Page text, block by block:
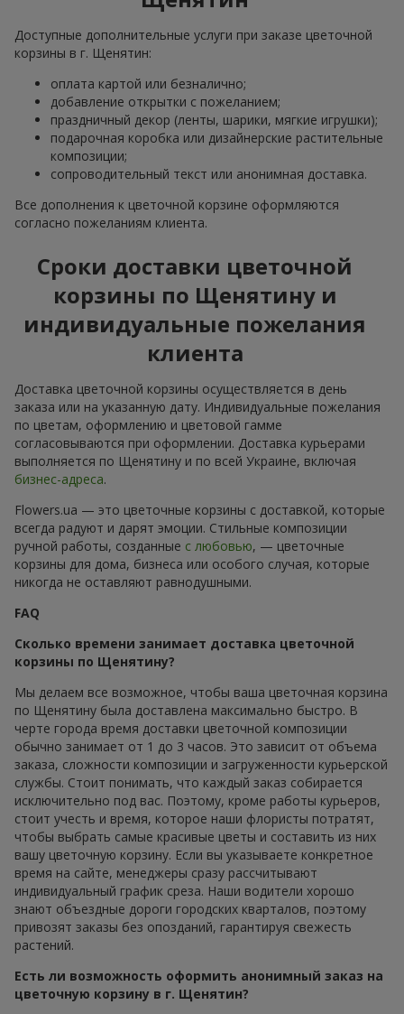
Доступные дополнительные услуги при заказе цветочной
корзины в г. Щенятин:
оплата картой или безналично;
добавление открытки с пожеланием;
праздничный декор (ленты, шарики, мягкие игрушки);
подарочная коробка или дизайнерские растительные
композиции;
сопроводительный текст или анонимная доставка.
Все дополнения к цветочной корзине оформляются
согласно пожеланиям клиента.
Сроки доставки цветочной
корзины по Щенятину и
индивидуальные пожелания
клиента
Доставка цветочной корзины осуществляется в день
заказа или на указанную дату. Индивидуальные пожелания
по цветам, оформлению и цветовой гамме
согласовываются при оформлении. Доставка курьерами
выполняется по Щенятину и по всей Украине, включая
бизнес-адреса.
Flowers.ua — это цветочные корзины с доставкой, которые
всегда радуют и дарят эмоции. Стильные композиции
ручной работы, созданные с любовью, — цветочные
корзины для дома, бизнеса или особого случая, которые
никогда не оставляют равнодушными.
FAQ
Сколько времени занимает доставка цветочной
корзины по Щенятину?
Мы делаем все возможное, чтобы ваша цветочная корзина
по Щенятину была доставлена максимально быстро. В
черте города время доставки цветочной композиции
обычно занимает от 1 до 3 часов. Это зависит от объема
заказа, сложности композиции и загруженности курьерской
службы. Стоит понимать, что каждый заказ собирается
исключительно под вас. Поэтому, кроме работы курьеров,
стоит учесть и время, которое наши флористы потратят,
чтобы выбрать самые красивые цветы и составить из них
вашу цветочную корзину. Если вы указываете конкретное
время на сайте, менеджеры сразу рассчитывают
индивидуальный график среза. Наши водители хорошо
знают объездные дороги городских кварталов, поэтому
привозят заказы без опозданий, гарантируя свежесть
растений.
Есть ли возможность оформить анонимный заказ на
цветочную корзину в г. Щенятин?